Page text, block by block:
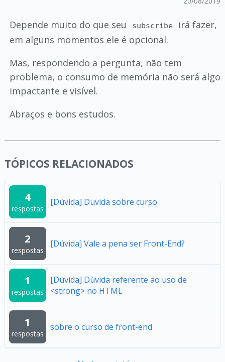
Depende muito do que seu subscribe
irá fazer,
em alguns momentos ele é opcional.
Mas, respondendo a pergunta, não tem
problema, o consumo de memória não será algo
impactante e visível.
Abraços e bons estudos.
TÓPICOS RELACIONADOS
4
respostas
[Dúvida] Duvida sobre curso
2
respostas
[Dúvida] Vale a pena ser Front-End?
1
respostas
[Dúvida] Dúvida referente ao uso de
<strong> no HTML
1
respostas
sobre o curso de front-end